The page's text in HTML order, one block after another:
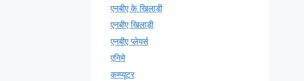
एनबीए के खिलाड़ी
एनबीए खिलाड़ी
एनबीए प्लेयर्स
एनिमे
कम्प्यूटर